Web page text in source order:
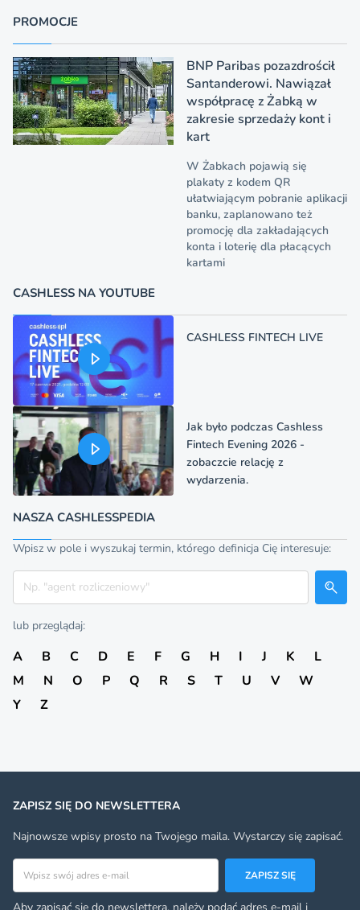
PROMOCJE
BNP Paribas pozazdrościł
Santanderowi. Nawiązał
współpracę z Żabką w
zakresie sprzedaży kont i
kart
W Żabkach pojawią się
plakaty z kodem QR
ułatwiającym pobranie aplikacji
banku, zaplanowano też
promocję dla zakładających
konta i loterię dla płacących
kartami
CASHLESS NA YOUTUBE
CASHLESS FINTECH LIVE
Jak było podczas Cashless
Fintech Evening 2026 -
zobaczcie relację z
wydarzenia.
NASZA CASHLESSPEDIA
Wpisz w pole i wyszukaj termin, którego definicja Cię interesuje:
Szukaj
lub przeglądaj:
A B C D E F G H I J K
L
M
N O P Q R S T U V
W
Y
Z
ZAPISZ SIĘ DO NEWSLETTERA
Najnowsze wpisy prosto na Twojego maila. Wystarczy się zapisać.
ZAPISZ SIĘ